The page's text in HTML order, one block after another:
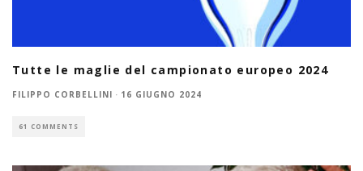
Tutte le maglie del campionato europeo 2024
FILIPPO CORBELLINI · 16 GIUGNO 2024
61 COMMENTS